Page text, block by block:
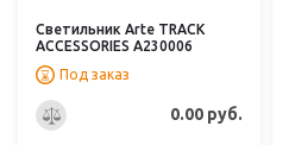
Светильник Arte TRACK
ACCESSORIES A230006
Под заказ
0.00 руб.